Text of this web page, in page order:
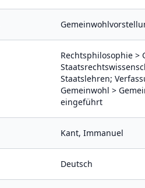
Rechtsphilosophie >
Staatslehren;
Gemeinwohl >
eingeführt
Kant, Immanuel
Deutsch